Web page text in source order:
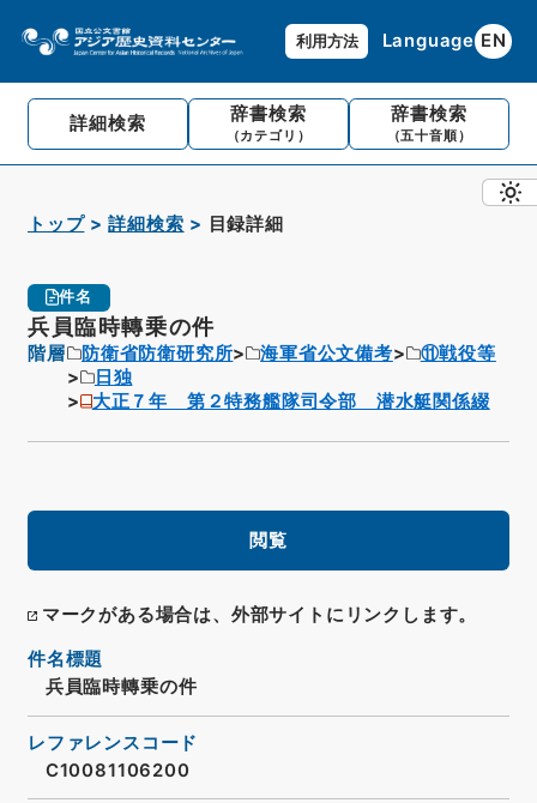
利用方法 Language EN
詳細検索 辞書検索
（カテゴリ）
辞書検索
（五十音順）
トップ 詳細検索 目録詳細
件名
兵員臨時轉乗の件
階層 防衛省防衛研究所 海軍省公文備考
⑪戦役等
日独
大正７年 第２特務艦隊司令部 潜水艇関係綴
閲覧
マークがある場合は、外部サイトにリンクします。
件名標題
兵員臨時轉乗の件
レファレンスコード
C10081106200